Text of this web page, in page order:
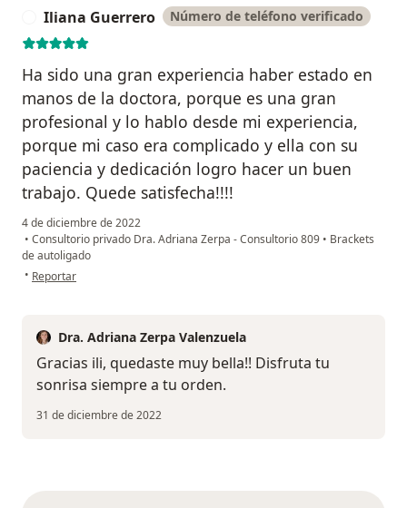
Iliana Guerrero Número de teléfono verificado
Ha sido una gran experiencia haber estado en
manos de la doctora, porque es una gran
profesional y lo hablo desde mi experiencia,
porque mi caso era complicado y ella con su
paciencia y dedicación logro hacer un buen
trabajo. Quede satisfecha!!!!
4 de diciembre de 2022
• Consultorio privado Dra. Adriana Zerpa - Consultorio 809 • Brackets
de autoligado
• en opinión del usuario Iliana Guerrero
Reportar
Dra. Adriana Zerpa Valenzuela
Gracias ili, quedaste muy bella!! Disfruta tu
sonrisa siempre a tu orden.
31 de diciembre de 2022